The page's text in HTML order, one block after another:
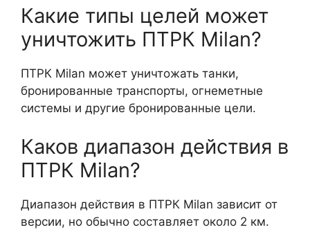
Какие типы целей может
уничтожить ПТРК Milan?
ПТРК Milan может уничтожать танки,
бронированные транспорты, огнеметные
системы и другие бронированные цели.
Каков диапазон действия в
ПТРК Milan?
Диапазон действия в ПТРК Milan зависит от
версии, но обычно составляет около 2 км.